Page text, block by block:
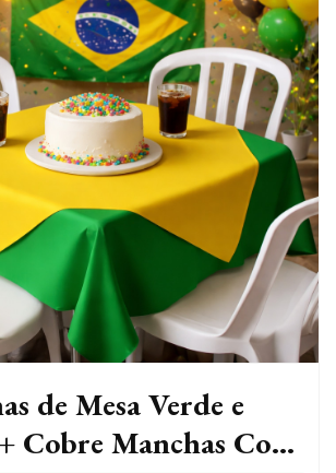
de Mesa Verde e
Cobre Manchas Copa